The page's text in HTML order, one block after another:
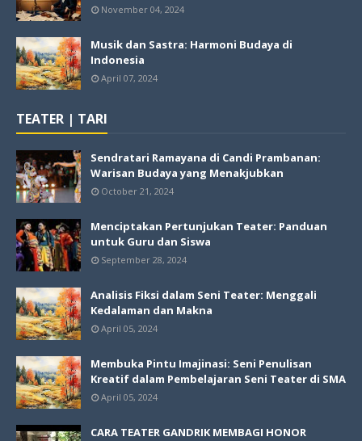
November 04, 2024
Musik dan Sastra: Harmoni Budaya di
Indonesia
April 07, 2024
TEATER | TARI
Sendratari Ramayana di Candi Prambanan:
Warisan Budaya yang Menakjubkan
October 21, 2024
Menciptakan Pertunjukan Teater: Panduan
untuk Guru dan Siswa
September 28, 2024
Analisis Fiksi dalam Seni Teater: Menggali
Kedalaman dan Makna
April 05, 2024
Membuka Pintu Imajinasi: Seni Penulisan
Kreatif dalam Pembelajaran Seni Teater di SMA
April 05, 2024
CARA TEATER GANDRIK MEMBAGI HONOR